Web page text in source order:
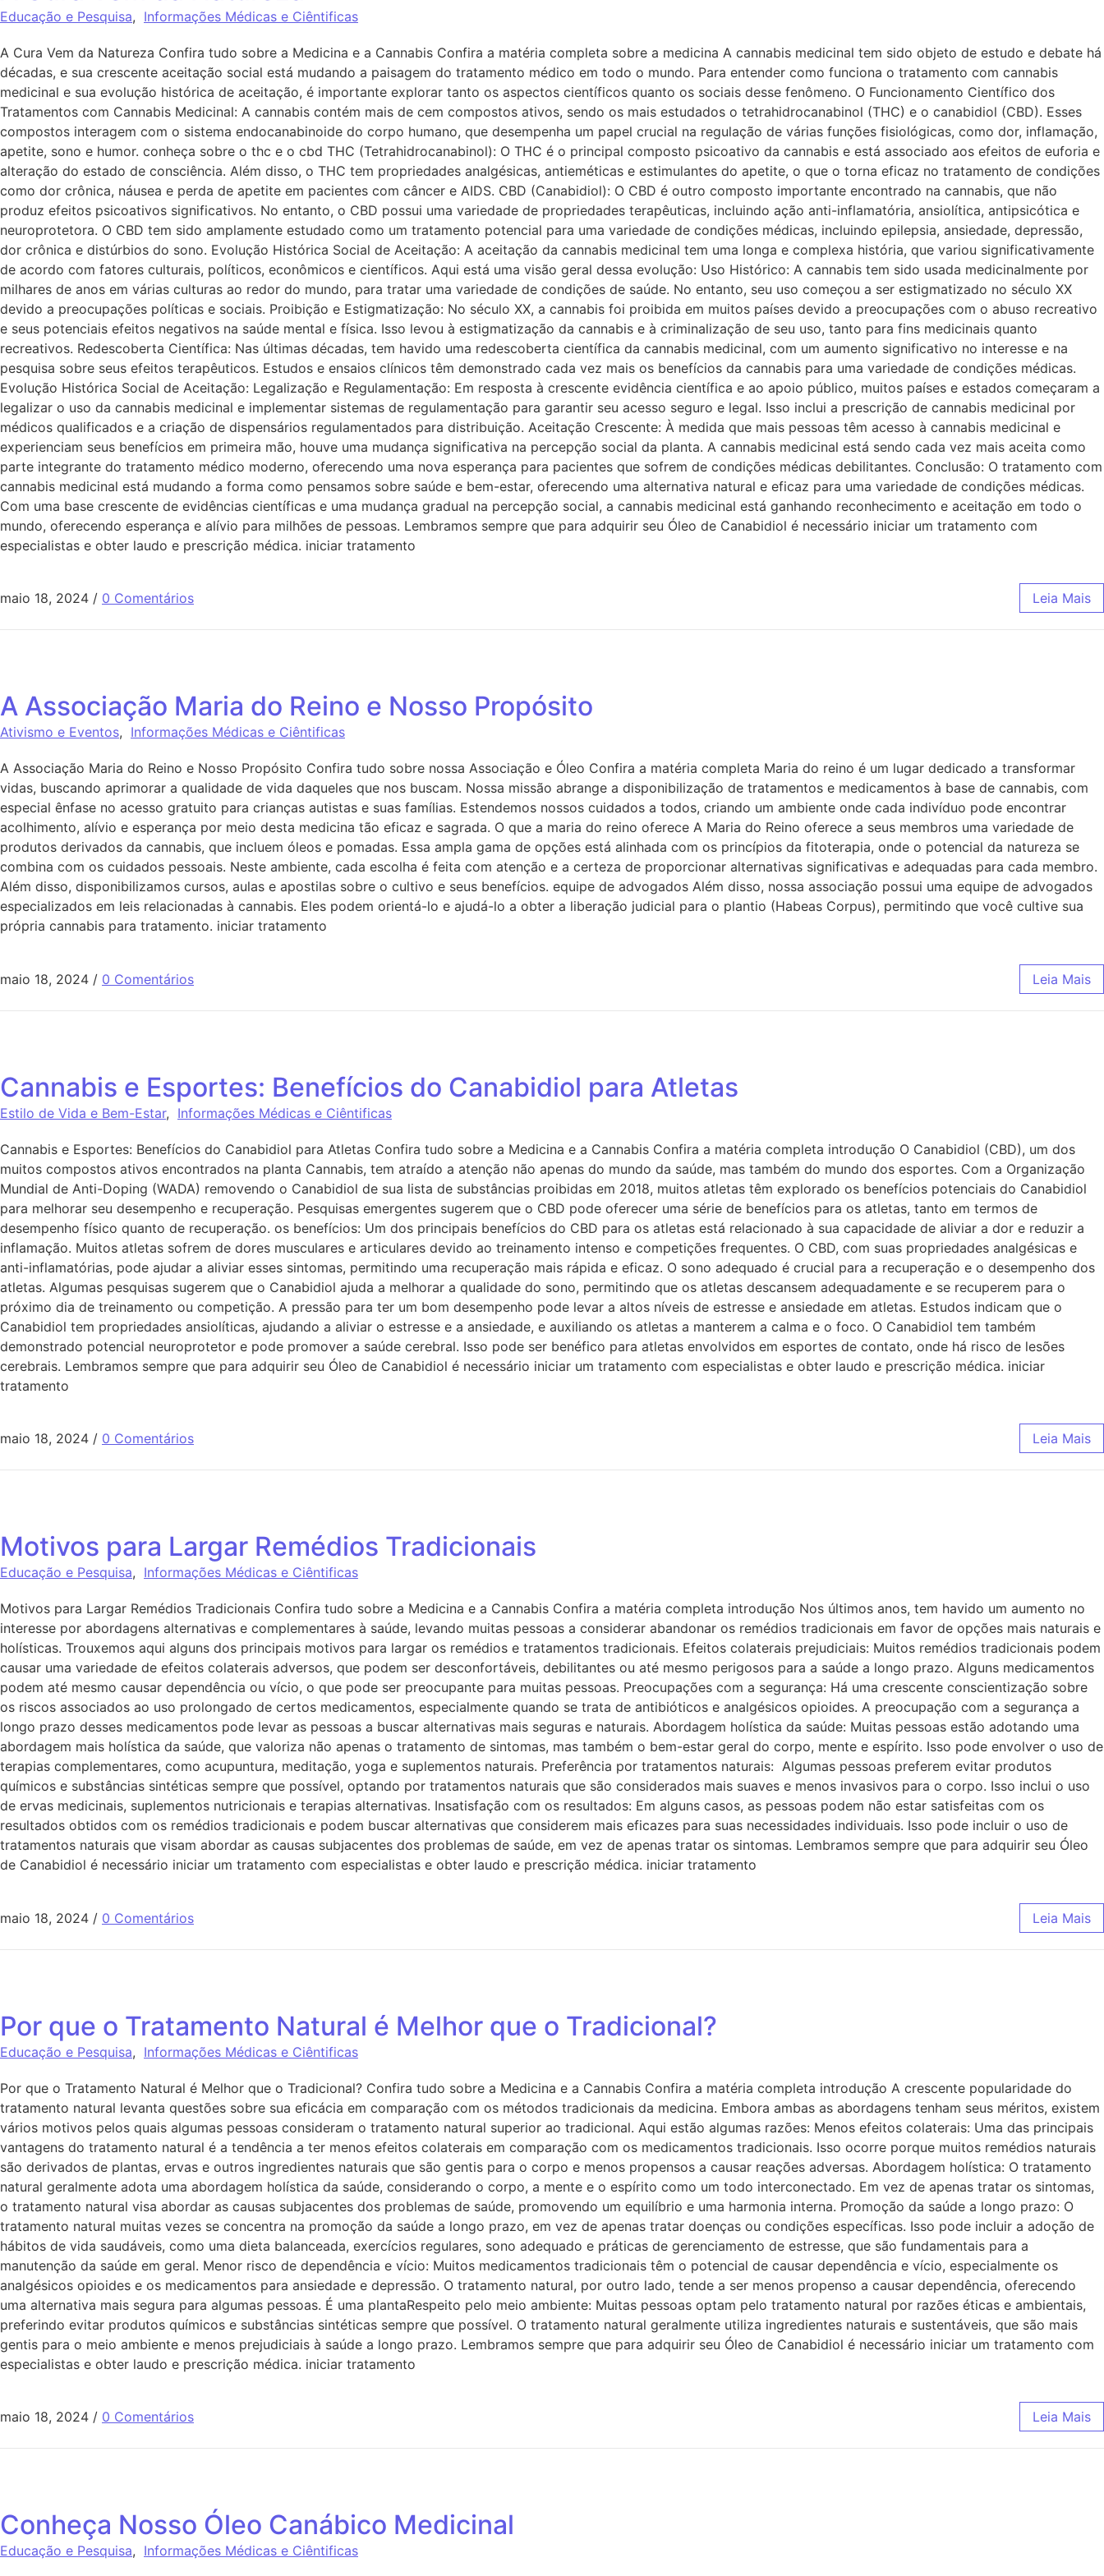
Educação e Pesquisa, Informações Médicas e Ciêntificas
A Cura Vem da Natureza Confira tudo sobre a Medicina e a Cannabis Confira a matéria completa sobre a medicina A cannabis medicinal tem sido objeto de estudo e debate há
décadas, e sua crescente aceitação social está mudando a paisagem do tratamento médico em todo o mundo. Para entender como funciona o tratamento com cannabis
medicinal e sua evolução histórica de aceitação, é importante explorar tanto os aspectos científicos quanto os sociais desse fenômeno. O Funcionamento Científico dos
Tratamentos com Cannabis Medicinal: A cannabis contém mais de cem compostos ativos, sendo os mais estudados o tetrahidrocanabinol (THC) e o canabidiol (CBD). Esses
compostos interagem com o sistema endocanabinoide do corpo humano, que desempenha um papel crucial na regulação de várias funções fisiológicas, como dor, inflamação,
apetite, sono e humor. conheça sobre o thc e o cbd THC (Tetrahidrocanabinol): O THC é o principal composto psicoativo da cannabis e está associado aos efeitos de euforia e
alteração do estado de consciência. Além disso, o THC tem propriedades analgésicas, antieméticas e estimulantes do apetite, o que o torna eficaz no tratamento de condições
como dor crônica, náusea e perda de apetite em pacientes com câncer e AIDS. CBD (Canabidiol): O CBD é outro composto importante encontrado na cannabis, que não
produz efeitos psicoativos significativos. No entanto, o CBD possui uma variedade de propriedades terapêuticas, incluindo ação anti-inflamatória, ansiolítica, antipsicótica e
neuroprotetora. O CBD tem sido amplamente estudado como um tratamento potencial para uma variedade de condições médicas, incluindo epilepsia, ansiedade, depressão,
dor crônica e distúrbios do sono. Evolução Histórica Social de Aceitação: A aceitação da cannabis medicinal tem uma longa e complexa história, que variou significativamente
de acordo com fatores culturais, políticos, econômicos e científicos. Aqui está uma visão geral dessa evolução: Uso Histórico: A cannabis tem sido usada medicinalmente por
milhares de anos em várias culturas ao redor do mundo, para tratar uma variedade de condições de saúde. No entanto, seu uso começou a ser estigmatizado no século XX
devido a preocupações políticas e sociais. Proibição e Estigmatização: No século XX, a cannabis foi proibida em muitos países devido a preocupações com o abuso recreativo
e seus potenciais efeitos negativos na saúde mental e física. Isso levou à estigmatização da cannabis e à criminalização de seu uso, tanto para fins medicinais quanto
recreativos. Redescoberta Científica: Nas últimas décadas, tem havido uma redescoberta científica da cannabis medicinal, com um aumento significativo no interesse e na
pesquisa sobre seus efeitos terapêuticos. Estudos e ensaios clínicos têm demonstrado cada vez mais os benefícios da cannabis para uma variedade de condições médicas.
Evolução Histórica Social de Aceitação: Legalização e Regulamentação: Em resposta à crescente evidência científica e ao apoio público, muitos países e estados começaram a
legalizar o uso da cannabis medicinal e implementar sistemas de regulamentação para garantir seu acesso seguro e legal. Isso inclui a prescrição de cannabis medicinal por
médicos qualificados e a criação de dispensários regulamentados para distribuição. Aceitação Crescente: À medida que mais pessoas têm acesso à cannabis medicinal e
experienciam seus benefícios em primeira mão, houve uma mudança significativa na percepção social da planta. A cannabis medicinal está sendo cada vez mais aceita como
parte integrante do tratamento médico moderno, oferecendo uma nova esperança para pacientes que sofrem de condições médicas debilitantes. Conclusão: O tratamento com
cannabis medicinal está mudando a forma como pensamos sobre saúde e bem-estar, oferecendo uma alternativa natural e eficaz para uma variedade de condições médicas.
Com uma base crescente de evidências científicas e uma mudança gradual na percepção social, a cannabis medicinal está ganhando reconhecimento e aceitação em todo o
mundo, oferecendo esperança e alívio para milhões de pessoas. Lembramos sempre que para adquirir seu Óleo de Canabidiol é necessário iniciar um tratamento com
especialistas e obter laudo e prescrição médica. iniciar tratamento
maio 18, 2024 / 0 Comentários Leia Mais
A Associação Maria do Reino e Nosso Propósito
Ativismo e Eventos, Informações Médicas e Ciêntificas
A Associação Maria do Reino e Nosso Propósito Confira tudo sobre nossa Associação e Óleo Confira a matéria completa Maria do reino é um lugar dedicado a transformar
vidas, buscando aprimorar a qualidade de vida daqueles que nos buscam. Nossa missão abrange a disponibilização de tratamentos e medicamentos à base de cannabis, com
especial ênfase no acesso gratuito para crianças autistas e suas famílias. Estendemos nossos cuidados a todos, criando um ambiente onde cada indivíduo pode encontrar
acolhimento, alívio e esperança por meio desta medicina tão eficaz e sagrada. O que a maria do reino oferece A Maria do Reino oferece a seus membros uma variedade de
produtos derivados da cannabis, que incluem óleos e pomadas. Essa ampla gama de opções está alinhada com os princípios da fitoterapia, onde o potencial da natureza se
combina com os cuidados pessoais. Neste ambiente, cada escolha é feita com atenção e a certeza de proporcionar alternativas significativas e adequadas para cada membro.
Além disso, disponibilizamos cursos, aulas e apostilas sobre o cultivo e seus benefícios. equipe de advogados Além disso, nossa associação possui uma equipe de advogados
especializados em leis relacionadas à cannabis. Eles podem orientá-lo e ajudá-lo a obter a liberação judicial para o plantio (Habeas Corpus), permitindo que você cultive sua
própria cannabis para tratamento. iniciar tratamento
maio 18, 2024 / 0 Comentários Leia Mais
Cannabis e Esportes: Benefícios do Canabidiol para Atletas
Estilo de Vida e Bem-Estar, Informações Médicas e Ciêntificas
Cannabis e Esportes: Benefícios do Canabidiol para Atletas Confira tudo sobre a Medicina e a Cannabis Confira a matéria completa introdução O Canabidiol (CBD), um dos
muitos compostos ativos encontrados na planta Cannabis, tem atraído a atenção não apenas do mundo da saúde, mas também do mundo dos esportes. Com a Organização
Mundial de Anti-Doping (WADA) removendo o Canabidiol de sua lista de substâncias proibidas em 2018, muitos atletas têm explorado os benefícios potenciais do Canabidiol
para melhorar seu desempenho e recuperação. Pesquisas emergentes sugerem que o CBD pode oferecer uma série de benefícios para os atletas, tanto em termos de
desempenho físico quanto de recuperação. os benefícios: Um dos principais benefícios do CBD para os atletas está relacionado à sua capacidade de aliviar a dor e reduzir a
inflamação. Muitos atletas sofrem de dores musculares e articulares devido ao treinamento intenso e competições frequentes. O CBD, com suas propriedades analgésicas e
anti-inflamatórias, pode ajudar a aliviar esses sintomas, permitindo uma recuperação mais rápida e eficaz. O sono adequado é crucial para a recuperação e o desempenho dos
atletas. Algumas pesquisas sugerem que o Canabidiol ajuda a melhorar a qualidade do sono, permitindo que os atletas descansem adequadamente e se recuperem para o
próximo dia de treinamento ou competição. A pressão para ter um bom desempenho pode levar a altos níveis de estresse e ansiedade em atletas. Estudos indicam que o
Canabidiol tem propriedades ansiolíticas, ajudando a aliviar o estresse e a ansiedade, e auxiliando os atletas a manterem a calma e o foco. O Canabidiol tem também
demonstrado potencial neuroprotetor e pode promover a saúde cerebral. Isso pode ser benéfico para atletas envolvidos em esportes de contato, onde há risco de lesões
cerebrais. Lembramos sempre que para adquirir seu Óleo de Canabidiol é necessário iniciar um tratamento com especialistas e obter laudo e prescrição médica. iniciar
tratamento
maio 18, 2024 / 0 Comentários Leia Mais
Motivos para Largar Remédios Tradicionais
Educação e Pesquisa, Informações Médicas e Ciêntificas
Motivos para Largar Remédios Tradicionais Confira tudo sobre a Medicina e a Cannabis Confira a matéria completa introdução Nos últimos anos, tem havido um aumento no
interesse por abordagens alternativas e complementares à saúde, levando muitas pessoas a considerar abandonar os remédios tradicionais em favor de opções mais naturais e
holísticas. Trouxemos aqui alguns dos principais motivos para largar os remédios e tratamentos tradicionais. Efeitos colaterais prejudiciais: Muitos remédios tradicionais podem
causar uma variedade de efeitos colaterais adversos, que podem ser desconfortáveis, debilitantes ou até mesmo perigosos para a saúde a longo prazo. Alguns medicamentos
podem até mesmo causar dependência ou vício, o que pode ser preocupante para muitas pessoas. Preocupações com a segurança: Há uma crescente conscientização sobre
os riscos associados ao uso prolongado de certos medicamentos, especialmente quando se trata de antibióticos e analgésicos opioides. A preocupação com a segurança a
longo prazo desses medicamentos pode levar as pessoas a buscar alternativas mais seguras e naturais. Abordagem holística da saúde: Muitas pessoas estão adotando uma
abordagem mais holística da saúde, que valoriza não apenas o tratamento de sintomas, mas também o bem-estar geral do corpo, mente e espírito. Isso pode envolver o uso de
terapias complementares, como acupuntura, meditação, yoga e suplementos naturais. Preferência por tratamentos naturais: Algumas pessoas preferem evitar produtos
químicos e substâncias sintéticas sempre que possível, optando por tratamentos naturais que são considerados mais suaves e menos invasivos para o corpo. Isso inclui o uso
de ervas medicinais, suplementos nutricionais e terapias alternativas. Insatisfação com os resultados: Em alguns casos, as pessoas podem não estar satisfeitas com os
resultados obtidos com os remédios tradicionais e podem buscar alternativas que considerem mais eficazes para suas necessidades individuais. Isso pode incluir o uso de
tratamentos naturais que visam abordar as causas subjacentes dos problemas de saúde, em vez de apenas tratar os sintomas. Lembramos sempre que para adquirir seu Óleo
de Canabidiol é necessário iniciar um tratamento com especialistas e obter laudo e prescrição médica. iniciar tratamento
maio 18, 2024 / 0 Comentários Leia Mais
Por que o Tratamento Natural é Melhor que o Tradicional?
Educação e Pesquisa, Informações Médicas e Ciêntificas
Por que o Tratamento Natural é Melhor que o Tradicional? Confira tudo sobre a Medicina e a Cannabis Confira a matéria completa introdução A crescente popularidade do
tratamento natural levanta questões sobre sua eficácia em comparação com os métodos tradicionais da medicina. Embora ambas as abordagens tenham seus méritos, existem
vários motivos pelos quais algumas pessoas consideram o tratamento natural superior ao tradicional. Aqui estão algumas razões: Menos efeitos colaterais: Uma das principais
vantagens do tratamento natural é a tendência a ter menos efeitos colaterais em comparação com os medicamentos tradicionais. Isso ocorre porque muitos remédios naturais
são derivados de plantas, ervas e outros ingredientes naturais que são gentis para o corpo e menos propensos a causar reações adversas. Abordagem holística: O tratamento
natural geralmente adota uma abordagem holística da saúde, considerando o corpo, a mente e o espírito como um todo interconectado. Em vez de apenas tratar os sintomas,
o tratamento natural visa abordar as causas subjacentes dos problemas de saúde, promovendo um equilíbrio e uma harmonia interna. Promoção da saúde a longo prazo: O
tratamento natural muitas vezes se concentra na promoção da saúde a longo prazo, em vez de apenas tratar doenças ou condições específicas. Isso pode incluir a adoção de
hábitos de vida saudáveis, como uma dieta balanceada, exercícios regulares, sono adequado e práticas de gerenciamento de estresse, que são fundamentais para a
manutenção da saúde em geral. Menor risco de dependência e vício: Muitos medicamentos tradicionais têm o potencial de causar dependência e vício, especialmente os
analgésicos opioides e os medicamentos para ansiedade e depressão. O tratamento natural, por outro lado, tende a ser menos propenso a causar dependência, oferecendo
uma alternativa mais segura para algumas pessoas. É uma plantaRespeito pelo meio ambiente: Muitas pessoas optam pelo tratamento natural por razões éticas e ambientais,
preferindo evitar produtos químicos e substâncias sintéticas sempre que possível. O tratamento natural geralmente utiliza ingredientes naturais e sustentáveis, que são mais
gentis para o meio ambiente e menos prejudiciais à saúde a longo prazo. Lembramos sempre que para adquirir seu Óleo de Canabidiol é necessário iniciar um tratamento com
especialistas e obter laudo e prescrição médica. iniciar tratamento
maio 18, 2024 / 0 Comentários Leia Mais
Conheça Nosso Óleo Canábico Medicinal
Educação e Pesquisa, Informações Médicas e Ciêntificas